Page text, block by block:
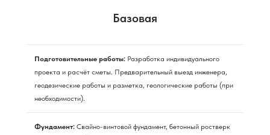
Базовая
Подготовительные работы: Разработка индивидуального
проекта и расчёт сметы. Предварительный выезд инженера,
геодезические работы и разметка, геологические работы (при
необходимости).
Фундамент: Свайно-винтовой фундамент, бетонный ростверк